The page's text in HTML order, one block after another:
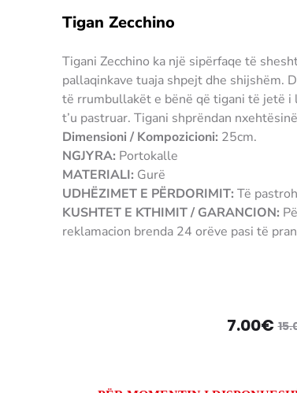
Tigan Zecchino
Tigani Zecchino ka një sipërfaqe të
pallaqinkave tuaja shpejt dhe shijshëm.
të rrumbullakët e bënë që tigani të jetë i
t’u pastruar. Tigani shprëndan
Dimensioni / Kompozicioni: 25cm.
NGJYRA: Portokalle
MATERIALI: Gurë
UDHËZIMET E PËRDORIMIT: Të
KUSHTET E KTHIMIT / GARANCION:
reklamacion brenda 24 orëve pasi të
Çmimi
qe:
7.00€
tanishëm